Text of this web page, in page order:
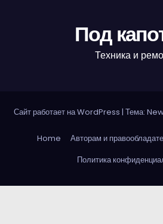
Под
Техника и
Сайт работает на WordPress | Тема:
Home Авторам и
Политика